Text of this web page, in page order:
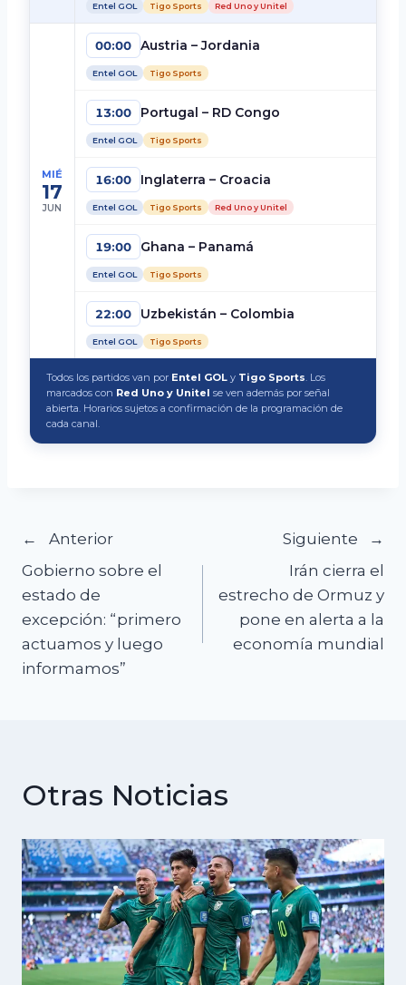
Entel GOL Tigo Sports Red Uno y Unitel
MIÉ
17
JUN
00:00 Austria – Jordania
Entel GOL Tigo Sports
13:00 Portugal – RD Congo
Entel GOL Tigo Sports
16:00 Inglaterra – Croacia
Entel GOL Tigo Sports Red Uno y Unitel
19:00 Ghana – Panamá
Entel GOL Tigo Sports
22:00 Uzbekistán – Colombia
Entel GOL Tigo Sports
Todos los partidos van por Entel GOL y Tigo Sports. Los
marcados con Red Uno y Unitel se ven además por señal
abierta. Horarios sujetos a confirmación de la programación de
cada canal.
Navegación
de
entradas
Anterior
Gobierno sobre el
estado de
excepción: “primero
actuamos y luego
informamos”
Siguiente
Irán cierra el
estrecho de Ormuz y
pone en alerta a la
economía mundial
Otras Noticias